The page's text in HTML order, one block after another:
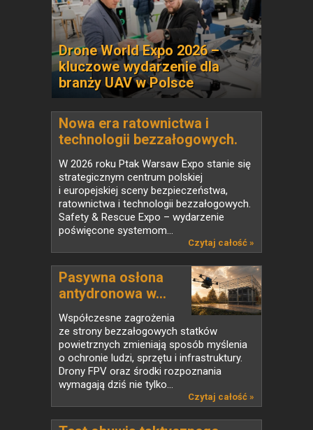
Drone World Expo 2026 –
kluczowe wydarzenie dla
branży UAV w Polsce
Nowa era ratownictwa i
technologii bezzałogowych.
Safety & Rescue Expo 2026 i
Drone World Expo łączą siły w
jednym miejscu
W 2026 roku Ptak Warsaw Expo stanie się
strategicznym centrum polskiej
i europejskiej sceny bezpieczeństwa,
ratownictwa i technologii bezzałogowych.
Safety & Rescue Expo – wydarzenie
poświęcone systemom...
Czytaj całość »
Pasywna osłona
antydronowa w...
Współczesne zagrożenia
ze strony bezzałogowych statków
powietrznych zmieniają sposób myślenia
o ochronie ludzi, sprzętu i infrastruktury.
Drony FPV oraz środki rozpoznania
wymagają dziś nie tylko...
Czytaj całość »